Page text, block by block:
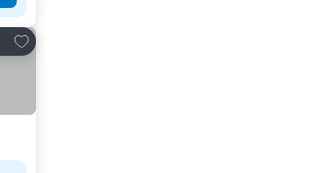
Legg til i favoritter